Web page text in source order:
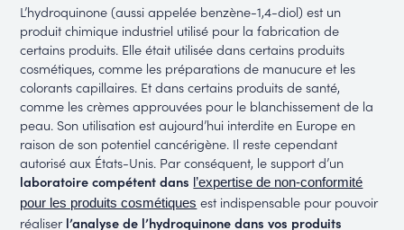
L’hydroquinone (aussi appelée benzène-1,4-diol) est un
produit chimique industriel utilisé pour la fabrication de
certains produits. Elle était utilisée dans certains produits
cosmétiques, comme les préparations de manucure et les
colorants capillaires. Et dans certains produits de santé,
comme les crèmes approuvées pour le blanchissement de la
peau. Son utilisation est aujourd’hui interdite en Europe en
raison de son potentiel cancérigène. Il reste cependant
autorisé aux États-Unis. Par conséquent, le support d’un
laboratoire compétent dans l’expertise de non-conformité
pour les produits cosmétiques est indispensable pour pouvoir
réaliserl’analyse de l’hydroquinone dans vos produits